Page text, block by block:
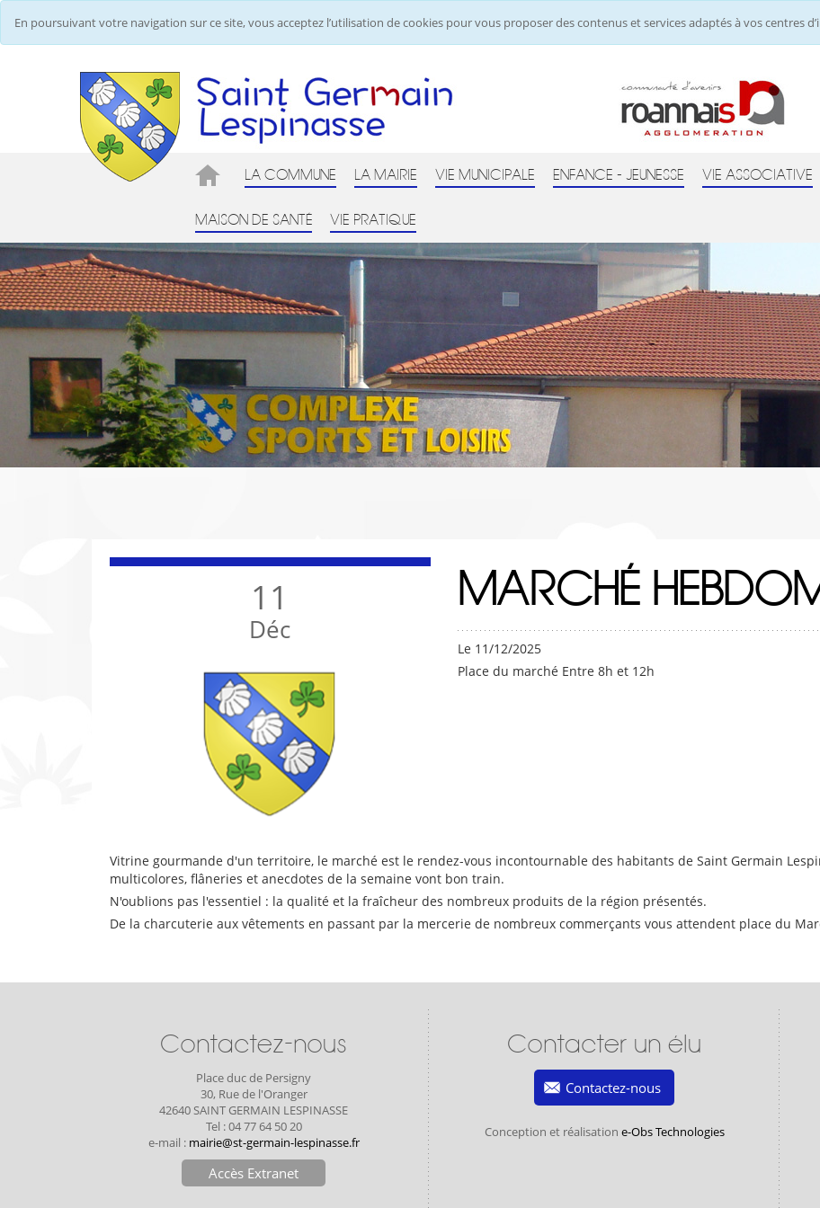
En poursuivant votre navigation sur ce site, vous acceptez l’utilisation de cookies pour vous proposer des contenus et services adaptés à vos centres
LA COMMUNE LA MAIRIE VIE MUNICIPALE ENFANCE - JEUNESSE VIE ASSOCIATIVE
MAISON DE SANTÉ VIE PRATIQUE
11
Déc
MARCHÉ
Le 11/12/2025
Place du marché Entre 8h et 12h
Vitrine gourmande d'un territoire, le marché est le rendez-vous incontournable des habitants de Saint Germain
multicolores, flâneries et anecdotes de la semaine vont bon train.
N'oublions pas l'essentiel : la qualité et la fraîcheur des nombreux produits de la région présentés.
De la charcuterie aux vêtements en passant par la mercerie de nombreux commerçants vous attendent place du
Contactez-nous
Place duc de Persigny
30, Rue de l'Oranger
42640 SAINT GERMAIN LESPINASSE
Tel : 04 77 64 50 20
e-mail : mairie@st-germain-lespinasse.fr
Accès Extranet
Contacter un élu
Contactez-nous
Conception et réalisation e-Obs Technologies